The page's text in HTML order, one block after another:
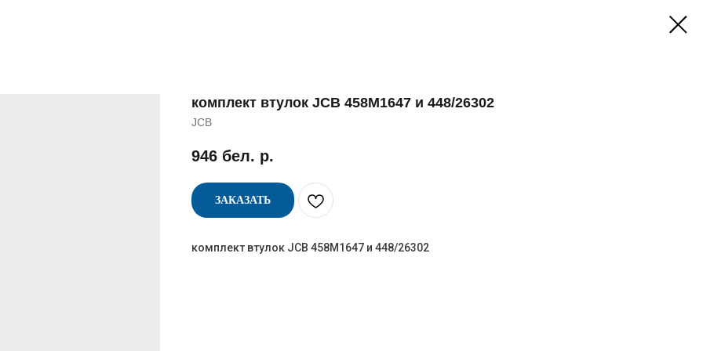
комплект втулок JCB 458M1647 и 448/26302
JCB
946 бел. р.
ЗАКАЗАТЬ
комплект втулок JCB 458M1647 и 448/26302